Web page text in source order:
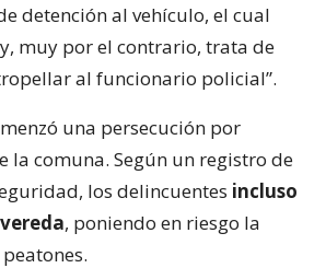
detención al vehículo, el cual
muy por el contrario, trata de
al funcionario policial”.
una persecución por
la comuna. Según un registro de
los delincuentes incluso
, poniendo en riesgo la